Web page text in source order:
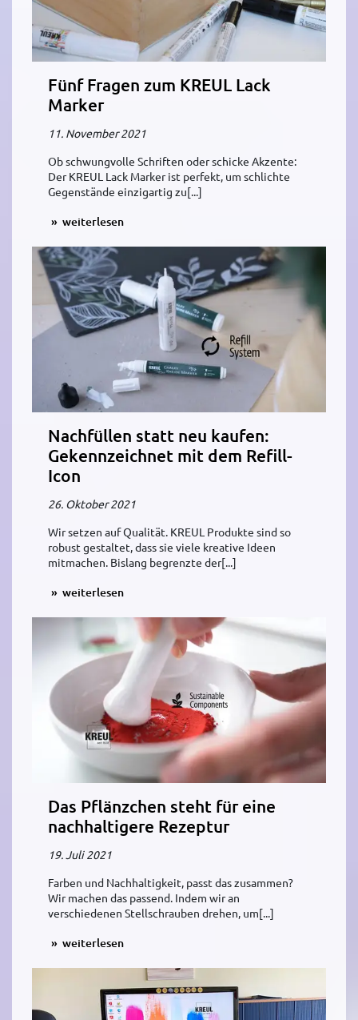
Fünf Fragen zum KREUL Lack
Marker
11. November 2021
Ob schwungvolle Schriften oder schicke Akzente:
Der KREUL Lack Marker ist perfekt, um schlichte
Gegenstände einzigartig zu[...]
weiterlesen
Nachfüllen statt neu kaufen:
Gekennzeichnet mit dem Refill-
Icon
26. Oktober 2021
Wir setzen auf Qualität. KREUL Produkte sind so
robust gestaltet, dass sie viele kreative Ideen
mitmachen. Bislang begrenzte der[...]
weiterlesen
Das Pflänzchen steht für eine
nachhaltigere Rezeptur
19. Juli 2021
Farben und Nachhaltigkeit, passt das zusammen?
Wir machen das passend. Indem wir an
verschiedenen Stellschrauben drehen, um[...]
weiterlesen